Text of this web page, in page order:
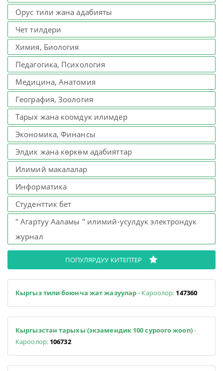
Орус тили жана адабияты
Чет тилдери
Химия, Биология
Педагогика, Психология
Медицина, Анатомия
География, Зоология
Тарых жана коомдук илимдер
Экономика, Финансы
Элдик жана көркөм адабияттар
Илимий макалалар
Информатика
Студенттик бет
" Агартуу Ааламы " илимий-усулдук электрондук
журнал
ПОПУЛЯРДУУ КИТЕПТЕР
Кыргыз тили боюнча жат жазуулар- Кароолор: 147360
Кыргызстан тарыхы (экзамендик 100 суроого жооп)-
Кароолор: 106732